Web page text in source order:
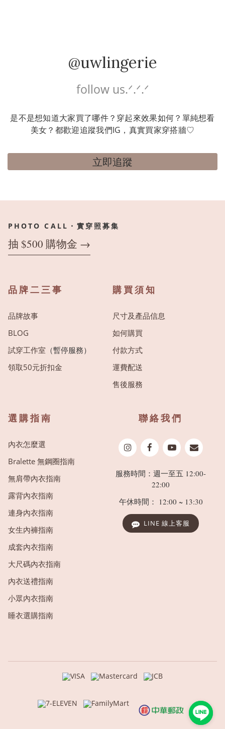
@uwlingerie
follow us.ᐟ.ᐟ.ᐟ
是不是想知道大家買了哪件？穿起來效果如何？單純想看
美女？都歡迎追蹤我們IG，真實買家穿搭牆♡
立即追蹤
PHOTO CALL・實穿照募集
抽 $500 購物金 →
品牌二三事
品牌故事
BLOG
試穿工作室 （暫停服務）
領取50元折扣金
購買須知
尺寸及產品信息
如何購買
付款方式
運費配送
售後服務
選購指南
內衣怎麼選
Bralette 無鋼圈指南
無肩帶內衣指南
露背內衣指南
連身內衣指南
女生內褲指南
成套內衣指南
大尺碼內衣指南
內衣送禮指南
小眾內衣指南
睡衣選購指南
聯絡我們
服務時間：週一至五 12:00-
22:00
午休時間： 12:00 ~ 13:30
LINE 線上客服